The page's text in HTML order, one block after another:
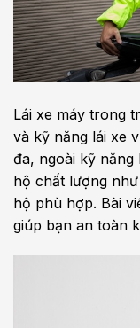
Lái xe máy trong
và kỹ năng lái xe
đa, ngoài kỹ
hộ chất lượng
hộ phù hợp. Bài
giúp bạn an toàn